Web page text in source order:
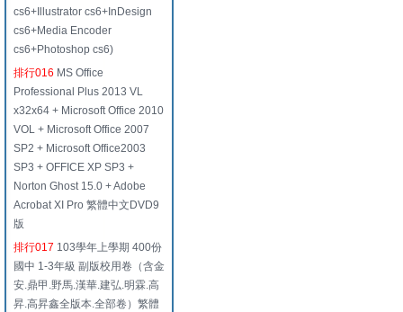
cs6+Illustrator cs6+InDesign
cs6+Media Encoder
cs6+Photoshop cs6)
排行016 MS Office
Professional Plus 2013 VL
x32x64 + Microsoft Office 2010
VOL + Microsoft Office 2007
SP2 + Microsoft Office2003
SP3 + OFFICE XP SP3 +
Norton Ghost 15.0 + Adobe
Acrobat XI Pro 繁體中文DVD9
版
排行017 103學年上學期 400份
國中 1-3年級 副版校用卷（含金
安.鼎甲.野馬.漢華.建弘.明霖.高
昇.高昇鑫全版本.全部卷）繁體